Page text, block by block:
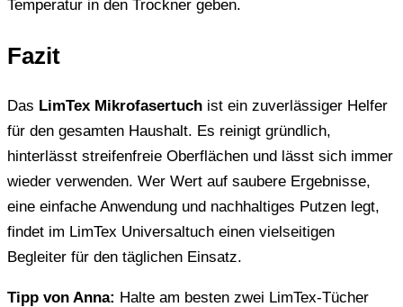
Temperatur in den Trockner geben.
Fazit
Das LimTex Mikrofasertuch ist ein zuverlässiger Helfer
für den gesamten Haushalt. Es reinigt gründlich,
hinterlässt streifenfreie Oberflächen und lässt sich immer
wieder verwenden. Wer Wert auf saubere Ergebnisse,
eine einfache Anwendung und nachhaltiges Putzen legt,
findet im LimTex Universaltuch einen vielseitigen
Begleiter für den täglichen Einsatz.
Tipp von Anna: Halte am besten zwei LimTex-Tücher